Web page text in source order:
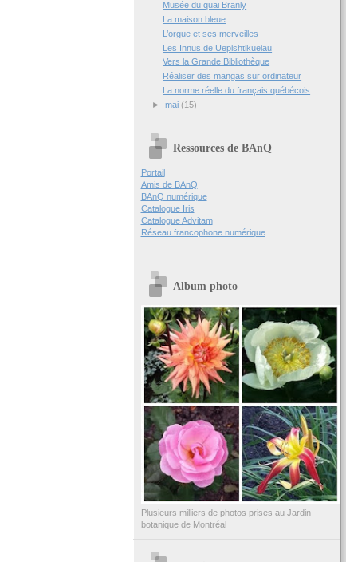
Musée du quai Branly
La maison bleue
L’orgue et ses merveilles
Les Innus de Uepishtikueiau
Vers la Grande Bibliothèque
Réaliser des mangas sur ordinateur
La norme réelle du français québécois
► mai (15)
Ressources de BAnQ
Portail
Amis de BAnQ
BAnQ numérique
Catalogue Iris
Catalogue Advitam
Réseau francophone numérique
Album photo
Plusieurs milliers de photos prises au Jardin
botanique de Montréal